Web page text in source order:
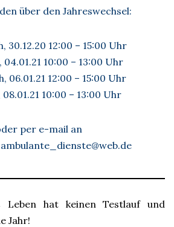
über den Jahreswechsel:
30.12.20 12:00 – 15:00 Uhr
10:00 – 13:00 Uhr
06.01.21 12:00 – 15:00 Uhr
10:00 – 13:00 Uhr
per e-mail an
Leben hat keinen Testlauf und
Jahr!